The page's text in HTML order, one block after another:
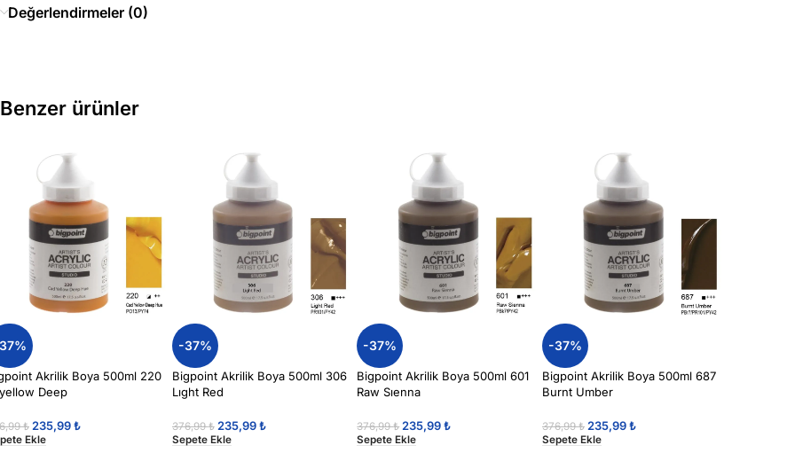
Değerlendirmeler (0)
Benzer ürünler
Akrilik Boya 500ml 220
Deep
₺ 235,99₺
Ekle
-37%
Bigpoint Akrilik Boya 500ml 306
Lıght Red
376,99₺ 235,99₺
Sepete Ekle
-37%
Bigpoint Akrilik Boya 500ml 601
Raw Sıenna
376,99₺ 235,99₺
Sepete Ekle
-37%
Bigpoint Akrilik Boya 500ml 687
Burnt Umber
376,99₺ 235,99₺
Sepete Ekle